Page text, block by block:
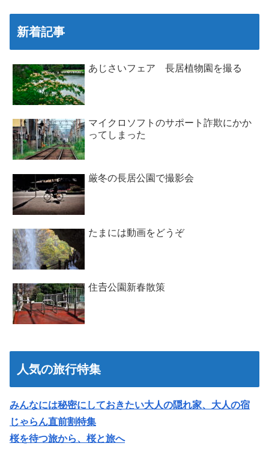
新着記事
あじさいフェア 長居植物園を撮る
マイクロソフトのサポート詐欺にかか
ってしまった
厳冬の長居公園で撮影会
たまには動画をどうぞ
住𠮷公園新春散策
人気の旅行特集
みんなには秘密にしておきたい大人の隠れ家、大人の宿
じゃらん直前割特集
桜を待つ旅から、桜と旅へ